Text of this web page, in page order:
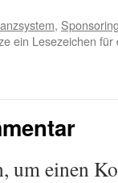
,
ein Lesezeichen
um einen